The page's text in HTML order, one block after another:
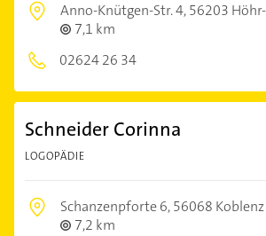
Anno-Knütgen-Str. 4,56203
7,1 km
02624 26 34
Schneider Corinna
LOGOPÄDIE
Schanzenpforte 6,56068 Koblenz
7,2 km